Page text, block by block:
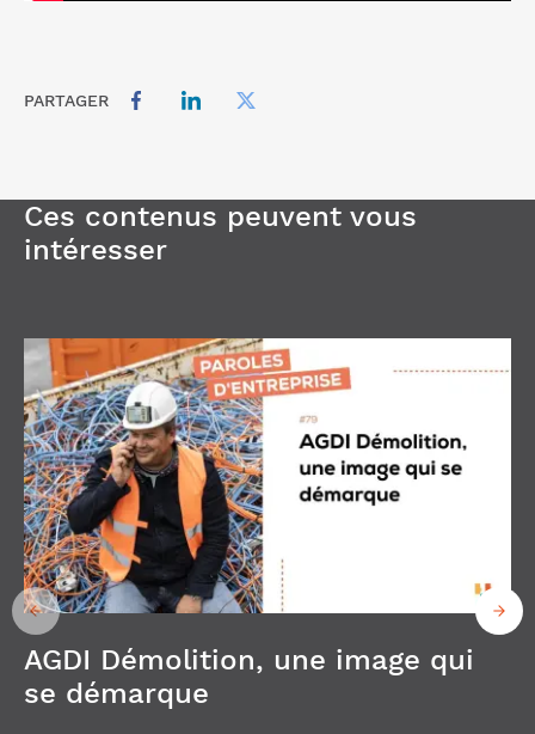
PARTAGER
Ces contenus peuvent vous
intéresser
AGDI Démolition, une image qui
se démarque